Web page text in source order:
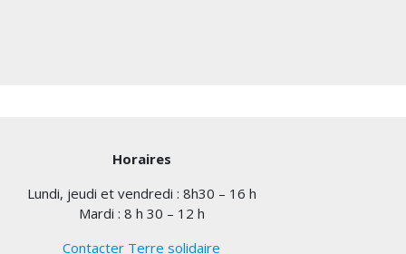
Horaires
Lundi, jeudi et vendredi : 8h30 – 16 h
Mardi : 8 h 30 – 12 h
Contacter Terre solidaire